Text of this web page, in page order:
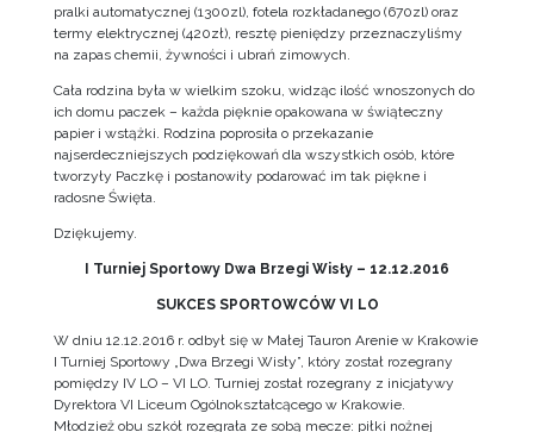
pralki automatycznej (1300zl), fotela rozkładanego (670zl) oraz
termy elektrycznej (420zł), resztę pieniędzy przeznaczyliśmy
na zapas chemii, żywności i ubrań zimowych.
Cała rodzina była w wielkim szoku, widząc ilość wnoszonych do
ich domu paczek – każda pięknie opakowana w świąteczny
papier i wstążki. Rodzina poprosiła o przekazanie
najserdeczniejszych podziękowań dla wszystkich osób, które
tworzyły Paczkę i postanowiły podarować im tak piękne i
radosne Święta.
Dziękujemy.
I Turniej Sportowy Dwa Brzegi Wisły – 12.12.2016
SUKCES SPORTOWCÓW VI LO
W dniu 12.12.2016 r. odbył się w Małej Tauron Arenie w Krakowie
I Turniej Sportowy „Dwa Brzegi Wisły”, który został rozegrany
pomiędzy IV LO – VI LO. Turniej został rozegrany z inicjatywy
Dyrektora VI Liceum Ogólnokształcącego w Krakowie.
Młodzież obu szkół rozegrała ze sobą mecze: piłki nożnej